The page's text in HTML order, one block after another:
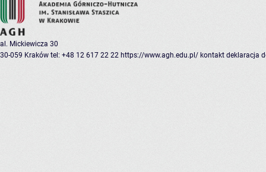
al. Mickiewicza 30
30-059 Kraków tel: +48 12 617 22 22 https://www.agh.edu.pl/ kontakt deklaracja